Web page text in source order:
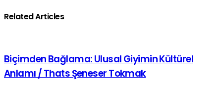
Related Articles
Biçimden Bağlama: Ulusal Giyimin Kültürel
Anlamı / Thats Şeneser Tokmak